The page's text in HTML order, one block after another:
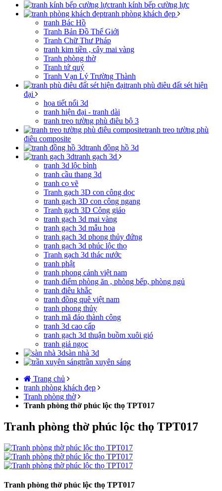
tranh kính bếp cường lực
tranh phòng khách đẹp
tranh Bác Hồ
Tranh Bản Đồ Thế Giới
Tranh Chữ Thư Pháp
tranh kim tiền , cây mai vàng
Tranh phòng thờ
Tranh tứ quý
Tranh Vạn Lý Trường Thành
tranh phù điêu đất sét hiện
đại
họa tiết nổi 3d
tranh hiện đại - tranh dài
tranh treo tường phù điêu bộ 3
tranh treo tường phù
điêu composite
tranh đồng hồ 3d
tranh gạch 3d
tranh 3d lộc bình
tranh cầu thang 3d
tranh cọ vẽ
Tranh gạch 3D con công dọc
tranh gạch 3D con công ngang
Tranh gạch 3D Công giáo
tranh gạch 3d mai vàng
tranh gạch 3d mẫu hoa
tranh gạch 3d phong thủy đứng
tranh gạch 3d phúc lộc thọ
Tranh gạch 3d thác nước
tranh phật
tranh phong cảnh việt nam
tranh điểm phòng ăn , phòng bếp, phòng ngủ
tranh điêu khắc
tranh đồng quê việt nam
tranh phong thủy
tranh mã đáo thành công
tranh 3d cao cấp
tranh gạch 3d thuận buồm xuôi gió
tranh giả ngọc
sàn nhà 3d
trần xuyên sáng
Trang chủ
tranh phòng khách đẹp
Tranh phòng thờ
Tranh phòng thờ phúc lộc thọ TPT017
Tranh phòng thờ phúc lộc thọ TPT017
Tranh phòng thờ phúc lộc thọ TPT017